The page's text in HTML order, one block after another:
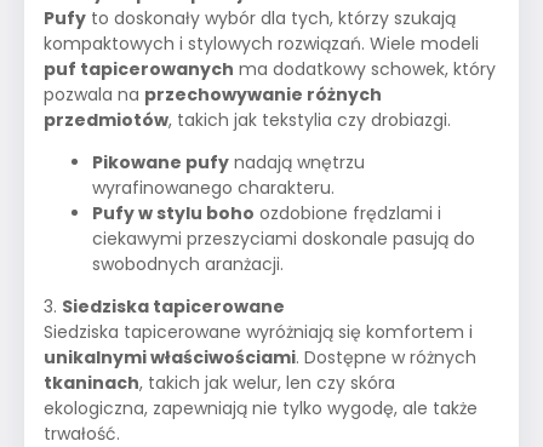
Pufy to doskonały wybór dla tych, którzy szukają
kompaktowych i stylowych rozwiązań. Wiele modeli
puf tapicerowanych ma dodatkowy schowek, który
pozwala na przechowywanie różnych
przedmiotów, takich jak tekstylia czy drobiazgi.
Pikowane pufy nadają wnętrzu
wyrafinowanego charakteru.
Pufy w stylu boho ozdobione frędzlami i
ciekawymi przeszyciami doskonale pasują do
swobodnych aranżacji.
3. Siedziska tapicerowane
Siedziska tapicerowane wyróżniają się komfortem i
unikalnymi właściwościami. Dostępne w różnych
tkaninach, takich jak welur, len czy skóra
ekologiczna, zapewniają nie tylko wygodę, ale także
trwałość.